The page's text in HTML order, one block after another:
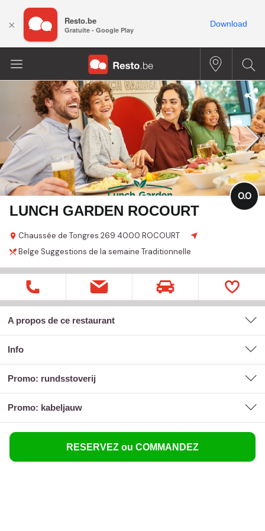
LUNCH GARDEN ROCOURT
Chaussée de Tongres 269 4000 ROCOURT
0.0
Belge Suggestions de la semaine Traditionnelle
A propos de ce restaurant
Info
promo: rundsstoverij
promo: kabeljauw
RESERVEZ ou COMMANDEZ
× Resto.be
Gratuite - Google Play
Download